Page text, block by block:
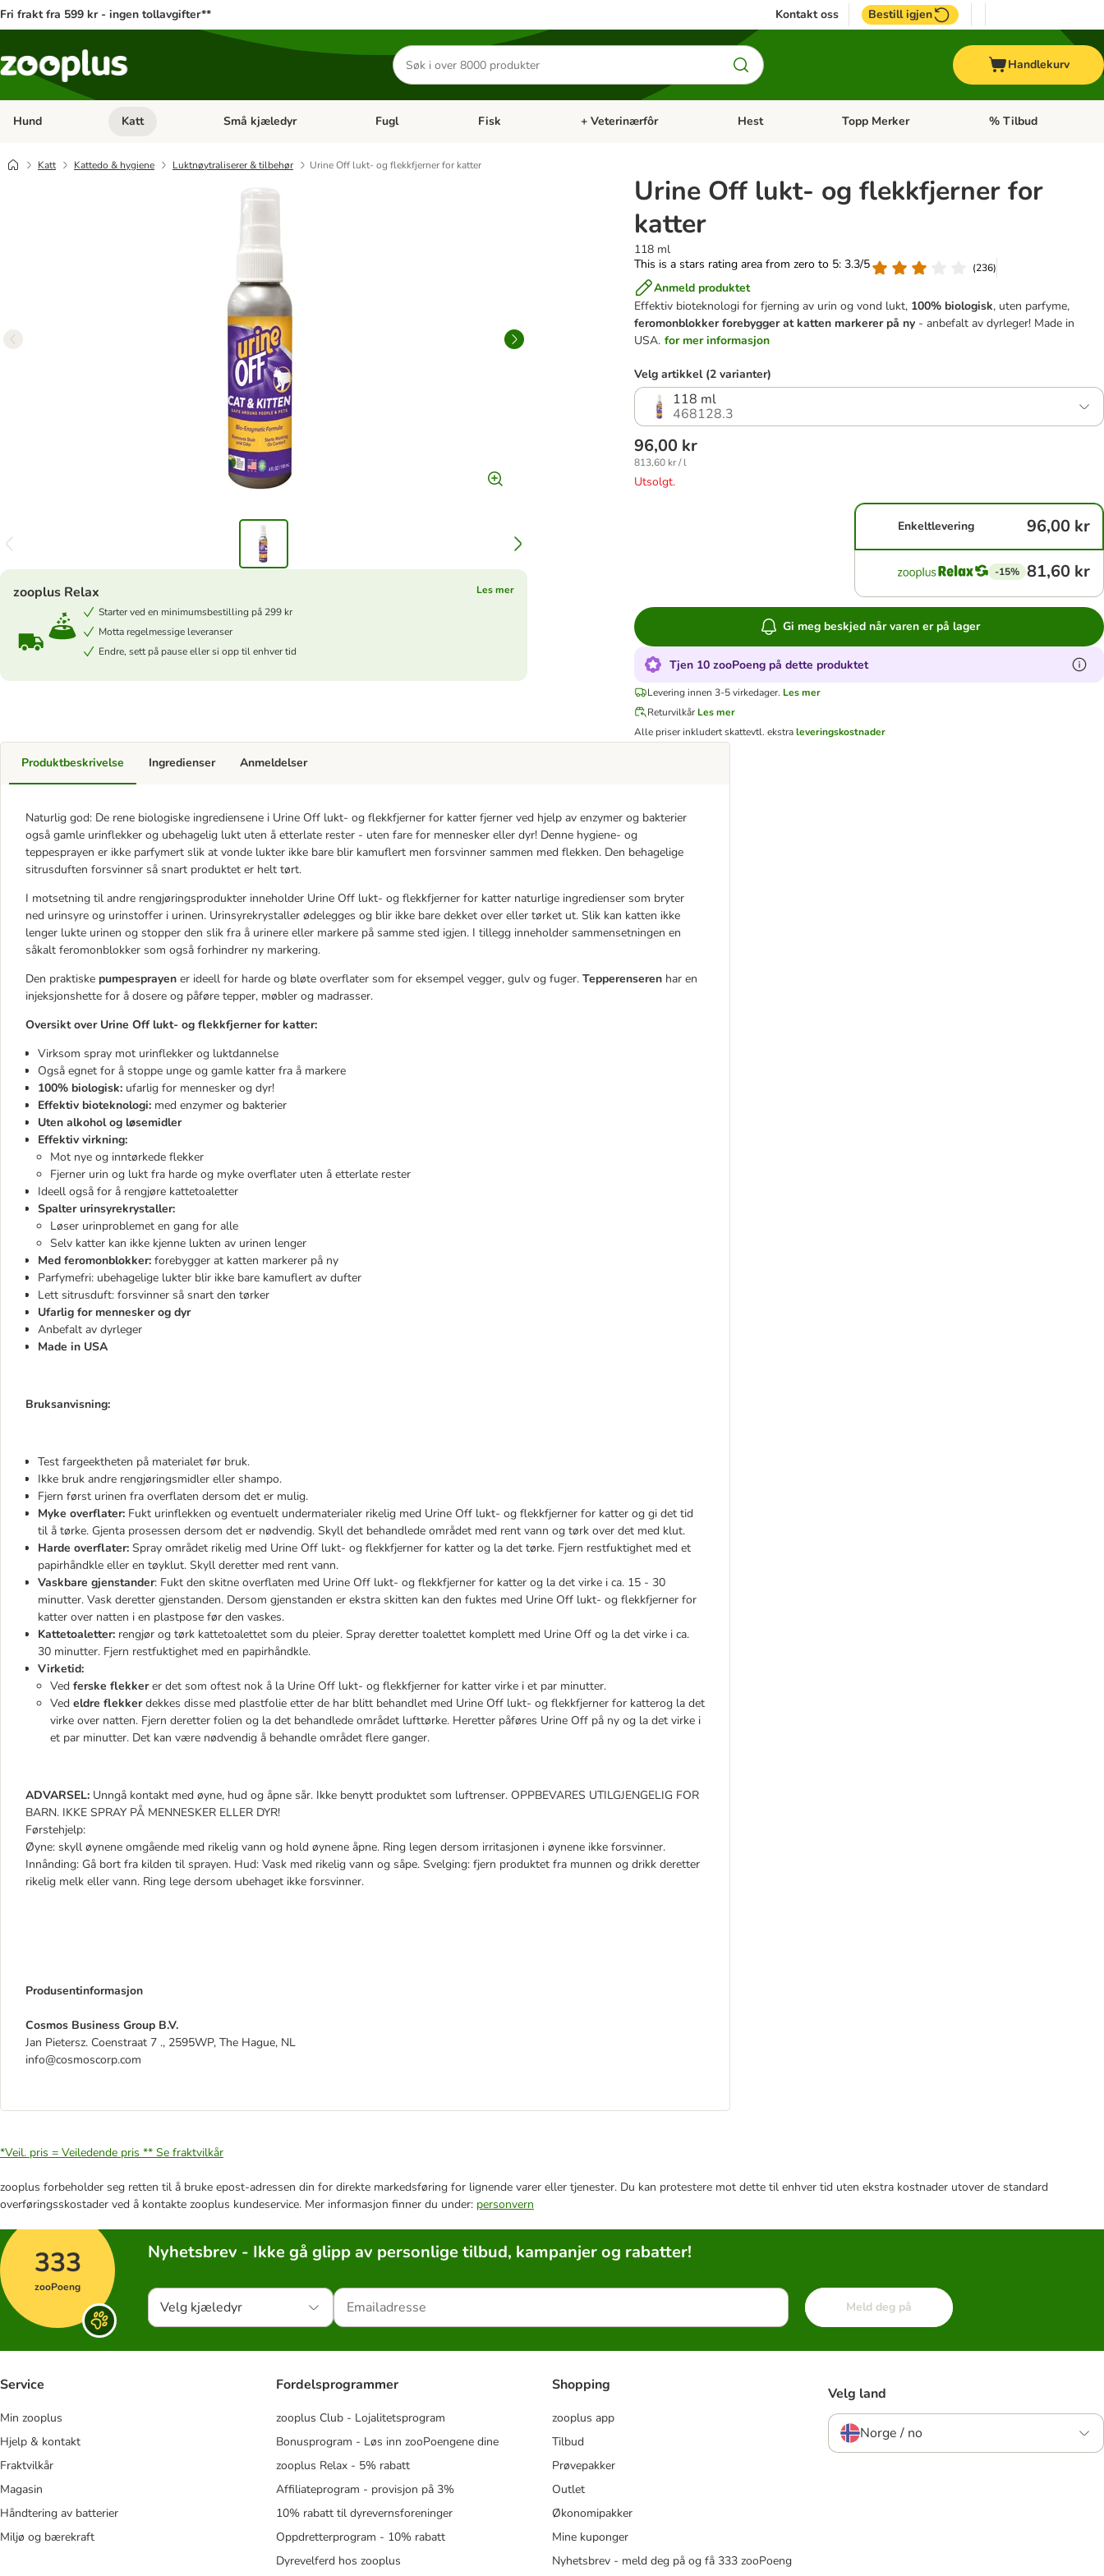
Fri frakt fra 599 kr - ingen tollavgifter** Kontakt oss Bestill igjen
Søk
etter
produkter
Handlekurv
Hund Åpne kategorimeny: Hund
Katt Åpne kategorimeny: Katt
Små kjæledyr Åpne kategorimeny: Små kjæledyr
Fugl Åpne kategorimeny: Fugl
Fisk Åpne kategorimeny: Fisk
+ Veterinærfôr Åpne kategorimeny: + Veterinærfôr
Hest Åpne kategorimeny: Hest
Topp Merker Åpne kategorimeny:
% Tilbud
Katt Kattedo & hygiene Luktnøytraliserer & tilbehør Urine Off lukt- og flekkfjerner for katter
Urine Off lukt- og flekkfjerner for
katter
118 ml
This is a stars rating area from zero to 5: 3.3/5
(236)
Anmeld produktet
Effektiv bioteknologi for fjerning av urin og vond lukt, 100% biologisk, uten parfyme,
feromonblokker forebygger at katten markerer på ny - anbefalt av dyrleger! Made in
USA. for mer informasjon
zooplus Relax
Les mer
Starter ved en minimumsbestilling på 299 kr
Motta regelmessige leveranser
Endre, sett på pause eller si opp til enhver tid
Velg artikkel (2 varianter)
118 ml
468128.3
96,00 kr
813,60 kr / l
Utsolgt.
Enkeltlevering 96,00 kr
-15% 81,60 kr
Gi meg beskjed når varen er på lager
Tjen 10 zooPoeng på dette produktet
Levering innen 3-5 virkedager. Les mer
Returvilkår Les mer
Alle priser inkludert skattevtl. ekstraleveringskostnader
Produktbeskrivelse
Naturlig god: De rene biologiske ingrediensene i Urine Off lukt- og flekkfjerner for katter fjerner ved hjelp av enzymer og bakterier
også gamle urinflekker og ubehagelig lukt uten å etterlate rester - uten fare for mennesker eller dyr! Denne hygiene- og
teppesprayen er ikke parfymert slik at vonde lukter ikke bare blir kamuflert men forsvinner sammen med flekken. Den behagelige
sitrusduften forsvinner så snart produktet er helt tørt.
I motsetning til andre rengjøringsprodukter inneholder Urine Off lukt- og flekkfjerner for katter naturlige ingredienser som bryter
ned urinsyre og urinstoffer i urinen. Urinsyrekrystaller ødelegges og blir ikke bare dekket over eller tørket ut. Slik kan katten ikke
lenger lukte urinen og stopper den slik fra å urinere eller markere på samme sted igjen. I tillegg inneholder sammensetningen en
såkalt feromonblokker som også forhindrer ny markering.
Den praktiske pumpesprayen er ideell for harde og bløte overflater som for eksempel vegger, gulv og fuger. Tepperenseren har en
injeksjonshette for å dosere og påføre tepper, møbler og madrasser.
Oversikt over Urine Off lukt- og flekkfjerner for katter:
Virksom spray mot urinflekker og luktdannelse
Også egnet for å stoppe unge og gamle katter fra å markere
100% biologisk: ufarlig for mennesker og dyr!
Effektiv bioteknologi: med enzymer og bakterier
Uten alkohol og løsemidler
Effektiv virkning:
Mot nye og inntørkede flekker
Fjerner urin og lukt fra harde og myke overflater uten å etterlate rester
Ideell også for å rengjøre kattetoaletter
Spalter urinsyrekrystaller:
Løser urinproblemet en gang for alle
Selv katter kan ikke kjenne lukten av urinen lenger
Med feromonblokker: forebygger at katten markerer på ny
Parfymefri: ubehagelige lukter blir ikke bare kamuflert av dufter
Lett sitrusduft: forsvinner så snart den tørker
Ufarlig for mennesker og dyr
Anbefalt av dyrleger
Made in USA
Bruksanvisning:
Test fargeektheten på materialet før bruk.
Ikke bruk andre rengjøringsmidler eller shampo.
Fjern først urinen fra overflaten dersom det er mulig.
Myke overflater: Fukt urinflekken og eventuelt undermaterialer rikelig med Urine Off lukt- og flekkfjerner for katter og gi det tid
til å tørke. Gjenta prosessen dersom det er nødvendig. Skyll det behandlede området med rent vann og tørk over det med klut.
Harde overflater: Spray området rikelig med Urine Off lukt- og flekkfjerner for katter og la det tørke. Fjern restfuktighet med et
papirhåndkle eller en tøyklut. Skyll deretter med rent vann.
Vaskbare gjenstander: Fukt den skitne overflaten med Urine Off lukt- og flekkfjerner for katter og la det virke i ca. 15 - 30
minutter. Vask deretter gjenstanden. Dersom gjenstanden er ekstra skitten kan den fuktes med Urine Off lukt- og flekkfjerner for
katter over natten i en plastpose før den vaskes.
Kattetoaletter: rengjør og tørk kattetoalettet som du pleier. Spray deretter toalettet komplett med Urine Off og la det virke i ca.
30 minutter. Fjern restfuktighet med en papirhåndkle.
Virketid:
Ved ferske flekkerer det som oftest nok å la Urine Off lukt- og flekkfjerner for katter virke i et par minutter.
Ved eldre flekkerdekkes disse med plastfolie etter de har blitt behandlet med Urine Off lukt- og flekkfjerner for katterog la det
virke over natten. Fjern deretter folien og la det behandlede området lufttørke. Heretter påføres Urine Off på ny og la det virke i
et par minutter. Det kan være nødvendig å behandle området flere ganger.
ADVARSEL: Unngå kontakt med øyne, hud og åpne sår. Ikke benytt produktet som luftrenser. OPPBEVARES UTILGJENGELIG FOR
BARN. IKKE SPRAY PÅ MENNESKER ELLER DYR!
Førstehjelp:
Øyne: skyll øynene omgående med rikelig vann og hold øynene åpne. Ring legen dersom irritasjonen i øynene ikke forsvinner.
Innånding: Gå bort fra kilden til sprayen. Hud: Vask med rikelig vann og såpe. Svelging: fjern produktet fra munnen og drikk deretter
rikelig melk eller vann. Ring lege dersom ubehaget ikke forsvinner.
Produsentinformasjon
Cosmos Business Group B.V.
Jan Pietersz. Coenstraat 7 ., 2595WP, The Hague, NL
info@cosmoscorp.com
Ingredienser Anmeldelser
*Veil. pris = Veiledende pris ** Se fraktvilkår
zooplus forbeholder seg retten til å bruke epost-adressen din for direkte markedsføring for lignende varer eller tjenester. Du kan protestere mot dette til enhver tid uten ekstra kostnader utover de standard
overføringsskostader ved å kontakte zooplus kundeservice. Mer informasjon finner du under: personvern
333
zooPoeng
Nyhetsbrev - Ikke gå glipp av personlige tilbud, kampanjer og rabatter!
Velg kjæledyr Meld deg på
Service
Min zooplus
Hjelp & kontakt
Fraktvilkår
Magasin
Håndtering av batterier
Miljø og bærekraft
Fordelsprogrammer
zooplus Club - Lojalitetsprogram
Bonusprogram - Løs inn zooPoengene dine
zooplus Relax - 5% rabatt
Affiliateprogram - provisjon på 3%
10% rabatt til dyrevernsforeninger
Oppdretterprogram - 10% rabatt
Dyrevelferd hos zooplus
Shopping
zooplus app
Tilbud
Prøvepakker
Outlet
Økonomipakker
Mine kuponger
Nyhetsbrev - meld deg på og få 333 zooPoeng
Velg land
Norge / no